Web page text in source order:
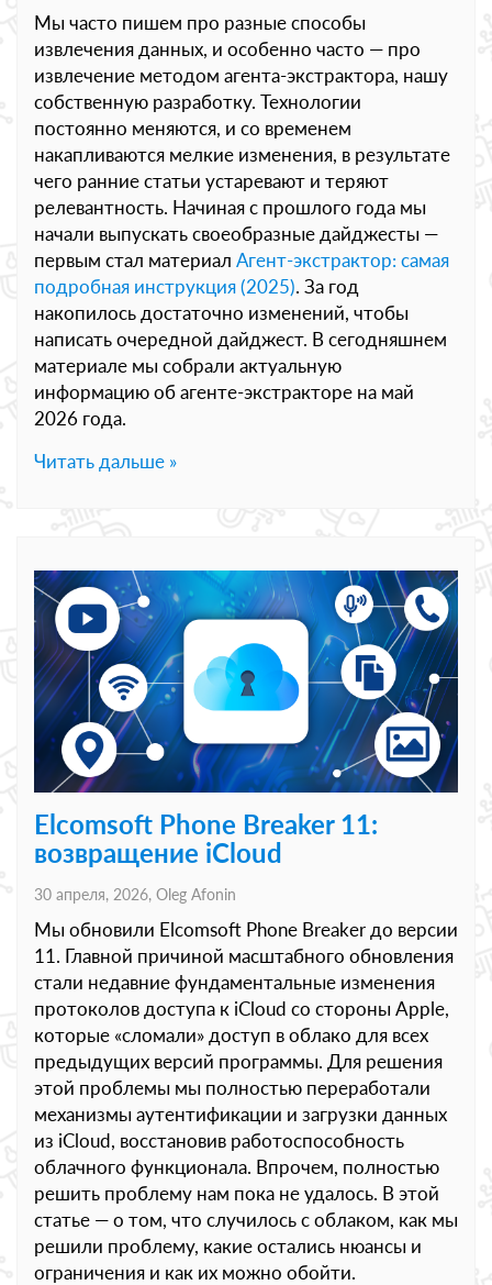
Мы часто пишем про разные способы
извлечения данных, и особенно часто — про
извлечение методом агента-экстрактора, нашу
собственную разработку. Технологии
постоянно меняются, и со временем
накапливаются мелкие изменения, в результате
чего ранние статьи устаревают и теряют
релевантность. Начиная с прошлого года мы
начали выпускать своеобразные дайджесты —
первым стал материал Агент-экстрактор: самая
подробная инструкция (2025). За год
накопилось достаточно изменений, чтобы
написать очередной дайджест. В сегодняшнем
материале мы собрали актуальную
информацию об агенте-экстракторе на май
2026 года.
Читать дальше »
Elcomsoft Phone Breaker 11:
возвращение iCloud
30 апреля, 2026, Oleg Afonin
Мы обновили Elcomsoft Phone Breaker до версии
11. Главной причиной масштабного обновления
стали недавние фундаментальные изменения
протоколов доступа к iCloud со стороны Apple,
которые «сломали» доступ в облако для всех
предыдущих версий программы. Для решения
этой проблемы мы полностью переработали
механизмы аутентификации и загрузки данных
из iCloud, восстановив работоспособность
облачного функционала. Впрочем, полностью
решить проблему нам пока не удалось. В этой
статье — о том, что случилось с облаком, как мы
решили проблему, какие остались нюансы и
ограничения и как их можно обойти.